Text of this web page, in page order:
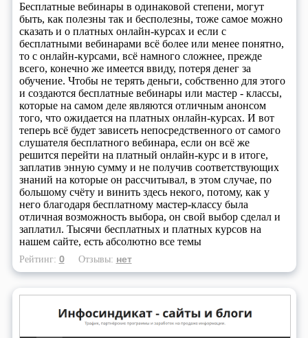
Бесплатные вебинары в одинаковой степени, могут
быть, как полезны так и бесполезны, тоже самое можно
сказать и о платных онлайн-курсах и если с
бесплатными вебинарами всё более или менее понятно,
то с онлайн-курсами, всё намного сложнее, прежде
всего, конечно же имеется ввиду, потеря денег за
обучение. Чтобы не терять деньги, собственно для этого
и создаются бесплатные вебинары или мастер - классы,
которые на самом деле являются отличным анонсом
того, что ожидается на платных онлайн-курсах. И вот
теперь всё будет зависеть непосредственного от самого
слушателя бесплатного вебинара, если он всё же
решится перейти на платный онлайн-курс и в итоге,
заплатив энную сумму и не получив соответствующих
знаний на которые он рассчитывал, в этом случае, по
большому счёту и винить здесь некого, потому, как у
него благодаря бесплатному мастер-классу была
отличная возможность выбора, он свой выбор сделал и
заплатил. Тысячи бесплатных и платных курсов на
нашем сайте, есть абсолютно все темы
Рейтинг: 0 Отзывы: нет